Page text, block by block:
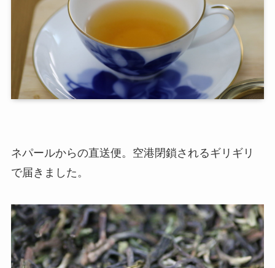
ネパールからの直送便。空港閉鎖されるギリギリ
で届きました。